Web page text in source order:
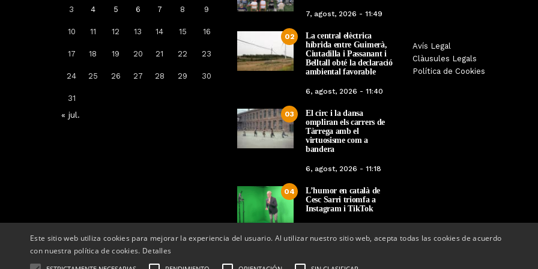
3 4 5 6 7 8 9
10 11 12 13 14 15 16
17 18 19 20 21 22 23
24 25 26 27 28 29 30
31
« jul.
7, agost, 2026 - 11:49
02
La central elèctrica
híbrida entre Guimerà,
Ciutadilla i Passanant i
Belltall obté la declaració
ambiental favorable
6, agost, 2026 - 11:40
03
El circ i la dansa
ompliran els carrers de
Tàrrega amb el
virtuosisme com a
bandera
6, agost, 2026 - 11:18
04
L’humor en català de
Cesc Sarri triomfa a
Instagram i TikTok
Avís Legal
Clàusules Legals
Política de Cookies
Arrenca la campanya de
vacunació: a qui li toca la de la
grip, COVID-19 o totes dues
14, octubre, 2025 - 08:04
Tàrrega farà bategar la història
amb l’estrena de “Lo Pedrafoc”,
la nova bèstia festiva de
12, maig, 2026 - 09:29
Tàrrega edita un
història dels gegants
en el marc de la
Este sitio web utiliza cookies para mejorar la experiencia del usuario. Al utilizar nuestro sitio web, acepta todas las cookies de acuerdo
con nuestra política de cookies. Detalles